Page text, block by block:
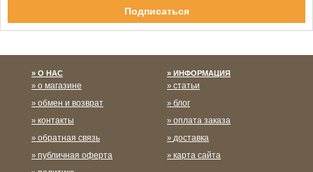
О НАС
о магазине
обмен и возврат
контакты
обратная связь
публичная оферта
ИНФОРМАЦИЯ
статьи
блог
оплата заказа
доставка
карта сайта